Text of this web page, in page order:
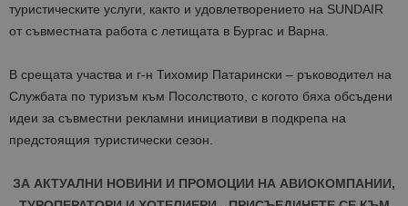
туристическите услуги, както и удовлетворението на SUNDAIR
от съвместната работа с летищата в Бургас и Варна.
В срещата участва и г-н Тихомир Патарински – ръководител на
Службата по туризъм към Посолството, с когото бяха обсъдени
идеи за съвместни рекламни инициативи в подкрепа на
предстоящия туристически сезон.
ЗА АКТУАЛНИ НОВИНИ И ПРОМОЦИИ НА АВИОКОМПАНИИ,